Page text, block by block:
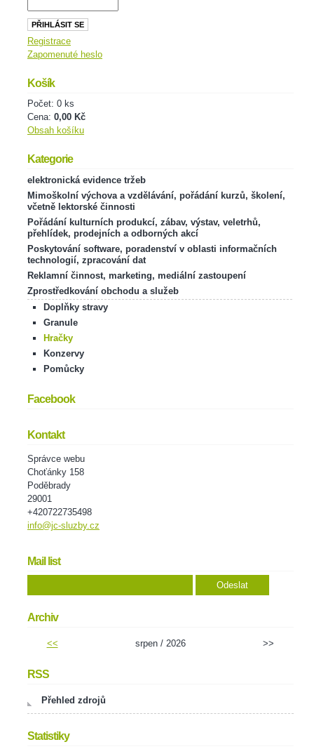
Registrace
Zapomenuté heslo
Košík
Počet: 0 ks
Cena: 0,00 Kč
Obsah košíku
Kategorie
elektronická evidence tržeb
Mimoškolní výchova a vzdělávání, pořádání kurzů, školení,
včetně lektorské činnosti
Pořádání kulturních produkcí, zábav, výstav, veletrhů,
přehlídek, prodejních a odborných akcí
Poskytování software, poradenství v oblasti informačních
technologií, zpracování dat
Reklamní činnost, marketing, mediální zastoupení
Zprostředkování obchodu a služeb
Doplňky stravy
Granule
Hračky
Konzervy
Pomůcky
Facebook
Kontakt
Správce webu
Choťánky 158
Poděbrady
29001
+420722735498
info@jc-sluzby.cz
Mail list
Archiv
<< srpen / 2026 >>
RSS
Přehled zdrojů
Statistiky